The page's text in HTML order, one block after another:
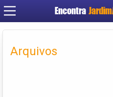
Encontra
Arquivos